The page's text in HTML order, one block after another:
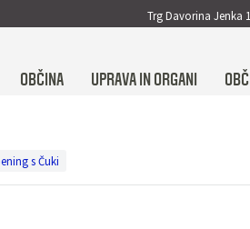
Trg Davorina Jenka
OBČINA UPRAVA IN ORGANI
s Čuki